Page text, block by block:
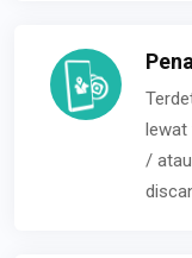
lewat
/